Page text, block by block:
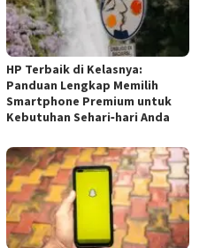
HP Terbaik di Kelasnya:
Panduan Lengkap Memilih
Smartphone Premium untuk
Kebutuhan Sehari‑hari Anda